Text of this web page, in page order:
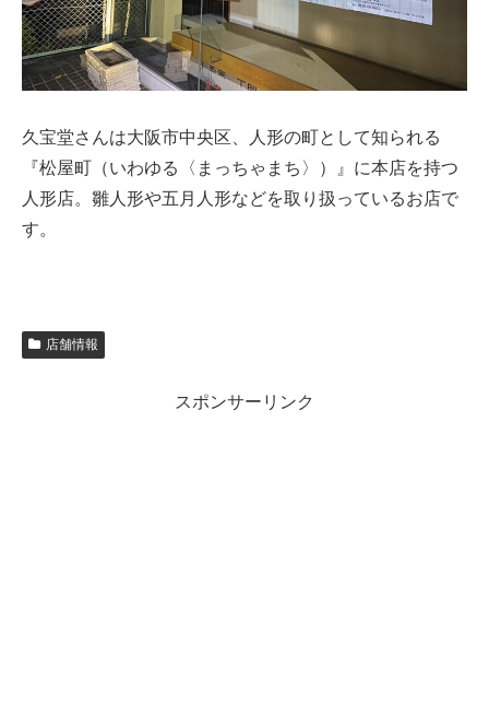
久宝堂さんは大阪市中央区、人形の町として知られる
『松屋町（いわゆる〈まっちゃまち〉）』に本店を持つ
人形店。雛人形や五月人形などを取り扱っているお店で
す。
店舗情報
スポンサーリンク